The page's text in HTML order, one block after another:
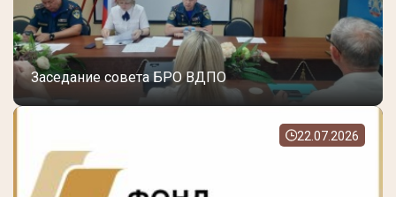
Заседание совета БРО ВДПО
22.07.2026